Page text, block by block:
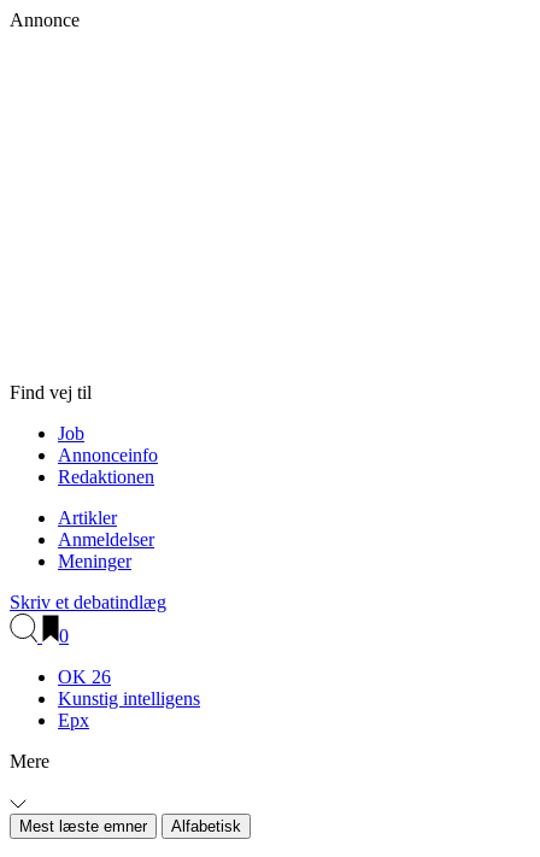
Annonce
Find vej til
Job
Annonceinfo
Redaktionen
Artikler
Anmeldelser
Meninger
Skriv et debatindlæg
0
OK 26
Kunstig intelligens
Epx
Mere
Mest læste emner Alfabetisk